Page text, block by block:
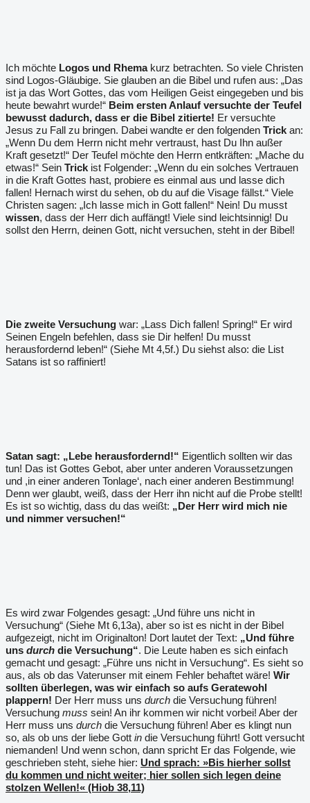
Ich möchte Logos und Rhemakurz betrachten. So viele Christen
sind Logos-Gläubige. Sie glauben an die Bibel und rufen aus: „Das
ist ja das Wort Gottes, das vom Heiligen Geist eingegeben und bis
heute bewahrt wurde!“ Beim ersten Anlauf versuchte der Teufel
bewusst dadurch, dass er die Bibel zitierte! Er versuchte
Jesus zu Fall zu bringen. Dabei wandte er den folgenden Trick an:
„Wenn Du dem Herrn nicht mehr vertraust, hast Du Ihn außer
Kraft gesetzt!“ Der Teufel möchte den Herrn entkräften: „Mache du
etwas!“ Sein Trick ist Folgender: „Wenn du ein solches Vertrauen
in die Kraft Gottes hast, probiere es einmal aus und lasse dich
fallen! Hernach wirst du sehen, ob du auf die Visage fällst.“ Viele
Christen sagen: „Ich lasse mich in Gott fallen!“ Nein! Du musst
wissen, dass der Herr dich auffängt! Viele sind leichtsinnig! Du
sollst den Herrn, deinen Gott, nicht versuchen, steht in der Bibel!
Die zweite Versuchung war: „Lass Dich fallen! Spring!“ Er wird
Seinen Engeln befehlen, dass sie Dir helfen! Du musst
herausfordernd leben!“ (Siehe Mt 4,5f.) Du siehst also: die List
Satans ist so raffiniert!
Satan sagt: „Lebe herausfordernd!“ Eigentlich sollten wir das
tun! Das ist Gottes Gebot, aber unter anderen Voraussetzungen
und ,in einer anderen Tonlage‘, nach einer anderen Bestimmung!
Denn wer glaubt, weiß, dass der Herr ihn nicht auf die Probe stellt!
Es ist so wichtig, dass du das weißt: „Der Herr wird mich nie
und nimmer versuchen!“
Es wird zwar Folgendes gesagt: „Und führe uns nicht in
Versuchung“ (Siehe Mt 6,13a), aber so ist es nicht in der Bibel
aufgezeigt, nicht im Originalton! Dort lautet der Text: „Und führe
uns durch die Versuchung“. Die Leute haben es sich einfach
gemacht und gesagt: „Führe uns nicht in Versuchung“. Es sieht so
aus, als ob das Vaterunser mit einem Fehler behaftet wäre! Wir
sollten überlegen, was wir einfach so aufs Geratewohl
plappern! Der Herr muss uns durch die Versuchung führen!
Versuchung muss sein! An ihr kommen wir nicht vorbei! Aber der
Herr muss uns durch die Versuchung führen! Aber es klingt nun
so, als ob uns der liebe Gott in die Versuchung führt! Gott versucht
niemanden! Und wenn schon, dann spricht Er das Folgende, wie
geschrieben steht, siehe hier: Und sprach: »Bis hierher sollst
du kommen und nicht weiter; hier sollen sich legen deine
stolzen Wellen!« (Hiob 38,11)